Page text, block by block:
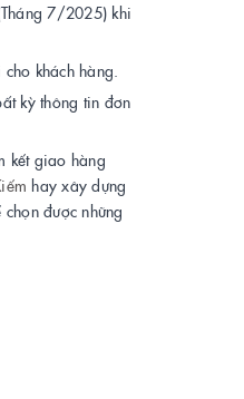
7/2025) khi
khách hàng.
kỳ thông tin đơn
kết giao hàng
hay xây dựng
được những